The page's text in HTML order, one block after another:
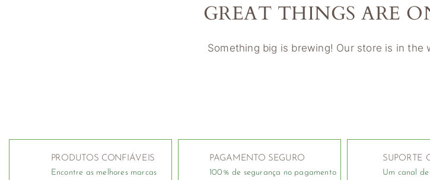
GREAT THINGS ARE
Something big is brewing! Our store is in the
PRODUTOS CONFIÁVEIS
Encontre as melhores marcas
PAGAMENTO SEGURO
100% de segurança no pagamento
SUPORTE
Um canal